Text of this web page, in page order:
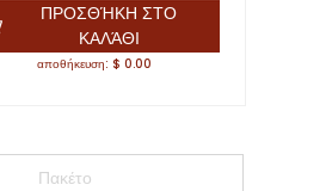
ΠΡΟΣΘΉΚΗ ΣΤΟ
ΚΑΛΆΘΙ
αποθήκευση: $ 0.00
Πακέτο